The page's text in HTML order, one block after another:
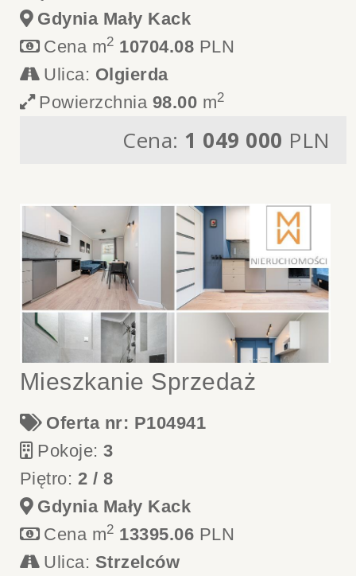
Gdynia Mały Kack
Cena m2 10704.08 PLN
Ulica: Olgierda
Powierzchnia 98.00 m2
Cena: 1 049 000 PLN
Mieszkanie Sprzedaż
Oferta nr: P104941
Pokoje:3
Piętro: 2 / 8
Gdynia Mały Kack
Cena m2 13395.06 PLN
Ulica: Strzelców